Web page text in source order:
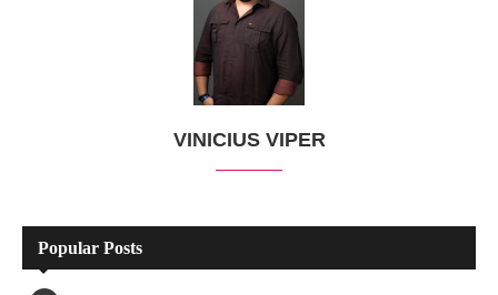
VINICIUS VIPER
Popular Posts